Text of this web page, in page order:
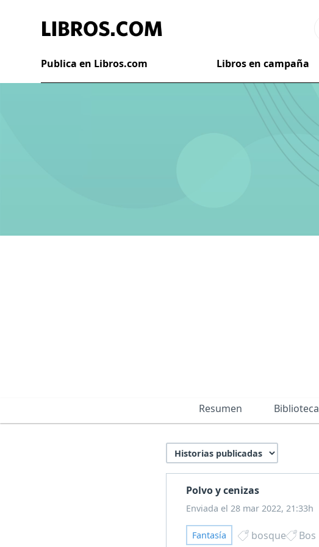
Publica en Libros.com Libros en campaña
Resumen Biblioteca
Polvo y cenizas
Enviada el 28 mar 2022, 21:33h
Fantasía bosque Bos